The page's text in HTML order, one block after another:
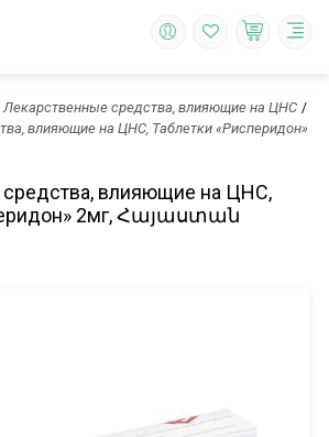
Лекарственные средства, влияющие на ЦНС
влияющие на ЦНС, Таблетки «Рисперидон»
влияющие на ЦНС,
2мг, Հայաստան